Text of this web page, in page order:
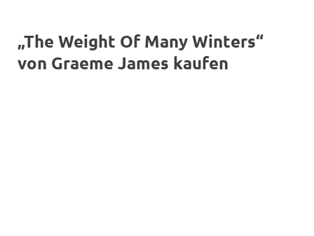
„The Weight Of Many Winters“
von Graeme James kaufen